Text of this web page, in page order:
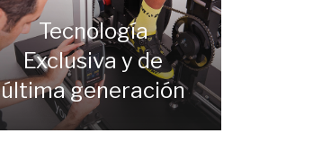
Tecnología
Exclusiva y de
última generación